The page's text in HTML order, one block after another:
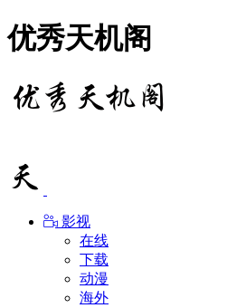
优秀天机阁
影视
在线
下载
动漫
海外